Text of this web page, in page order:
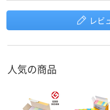
レビ
人気の商品